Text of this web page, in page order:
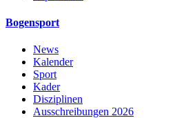
Bogensport
News
Kalender
Sport
Kader
Disziplinen
Ausschreibungen 2026